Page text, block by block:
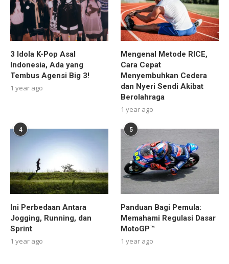
3 Idola K-Pop Asal
Indonesia, Ada yang
Tembus Agensi Big 3!
1 year ago
Mengenal Metode RICE,
Cara Cepat
Menyembuhkan Cedera
dan Nyeri Sendi Akibat
Berolahraga
1 year ago
4
Ini Perbedaan Antara
Jogging, Running, dan
Sprint
1 year ago
5
Panduan Bagi Pemula:
Memahami Regulasi Dasar
MotoGP™
1 year ago